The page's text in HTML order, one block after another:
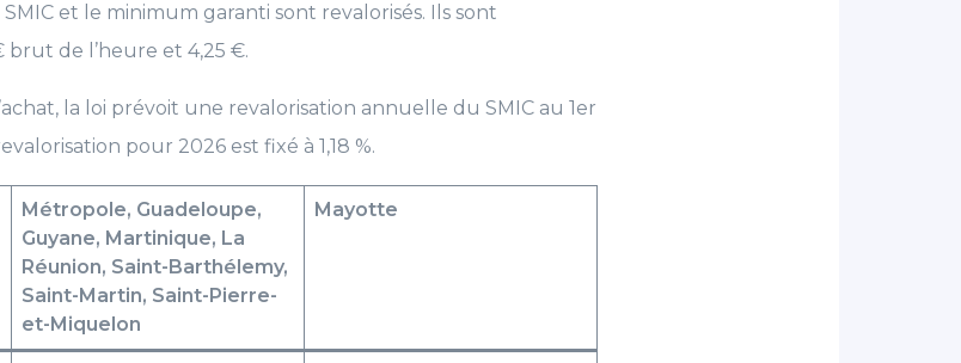
et le minimum garanti sont revalorisés. Ils sont
brut de l’heure et 4,25 €.
la loi prévoit une revalorisation annuelle du SMIC au 1er
pour 2026 est fixé à 1,18 %.
Métropole, Guadeloupe,
Guyane, Martinique, La
Réunion, Saint-Barthélemy,
Saint-Martin, Saint-Pierre-
et-Miquelon
Mayotte